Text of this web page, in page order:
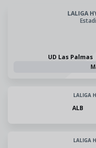
LALIGA
UD Las Palmas
LALIGA
ALB
LALIGA